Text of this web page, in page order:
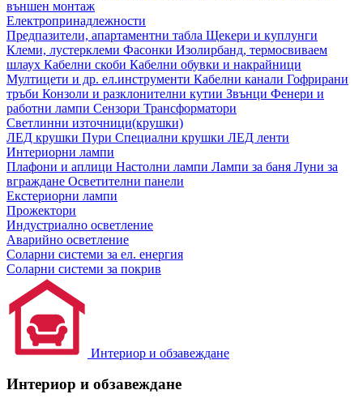
външен монтаж
Електропринадлежности
Предпазители, апартаментни табла Щекери и куплунги
Клеми, лустерклеми Фасонки Изолирбанд, термосвиваем
шлаух Кабелни скоби Кабелни обувки и накрайници
Мултицети и др. ел.инструменти Кабелни канали Гофрирани
тръби Конзоли и разклонителни кутии Звънци Фенери и
работни лампи Сензори Трансформатори
Светлинни източници(крушки)
ЛЕД крушки Пури Специални крушки ЛЕД ленти
Интериорни лампи
Плафони и аплици Настолни лампи Лампи за баня Луни за
вграждане Осветителни панели
Екстериорни лампи
Прожектори
Индустриално осветление
Аварийно осветление
Соларни системи за ел. енергия
Соларни системи за покрив
Интериор и обзавеждане
Интериор и обзавеждане